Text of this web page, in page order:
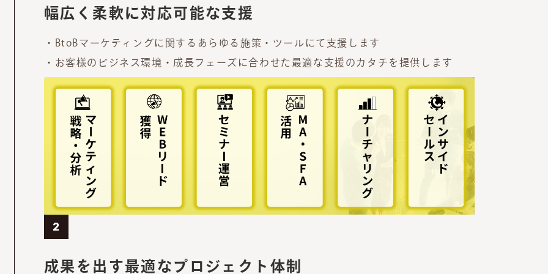
幅広く柔軟に対応可能な支援
BtoBマーケティングに関するあらゆる施策・ツールにて支援します
お客様のビジネス環境・成長フェーズに合わせた最適な支援のカタチを提供します
2
成果を出す最適なプロジェクト体制